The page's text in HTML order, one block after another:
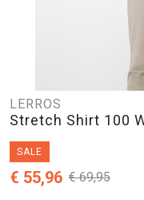
LERROS
Stretch Shirt 100
SALE
€ 69,95
€ 55,96